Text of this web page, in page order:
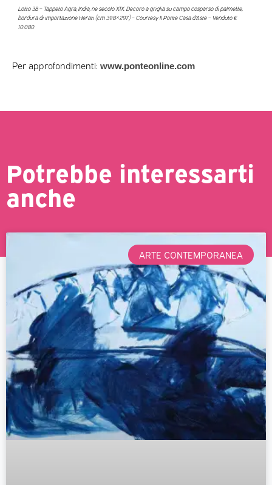
Lotto 38 – Tappeto Agra, India, ne secolo XIX. Decoro a griglia su campo cosparso di palmette,
bordura di importazione Herati (cm 398×297) – Courtesy Il Ponte Casa d’Aste – Venduto €
10.080
Per approfondimenti: www.ponteonline.com
Potrebbe interessarti
anche
ARTE CONTEMPORANEA